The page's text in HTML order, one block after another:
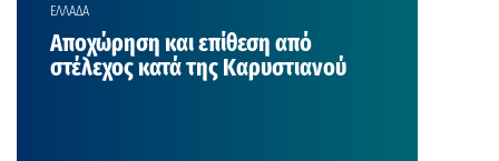
ΕΛΛΑΔΑ
Αποχώρηση και επίθεση από
στέλεχος κατά της Καρυστιανού